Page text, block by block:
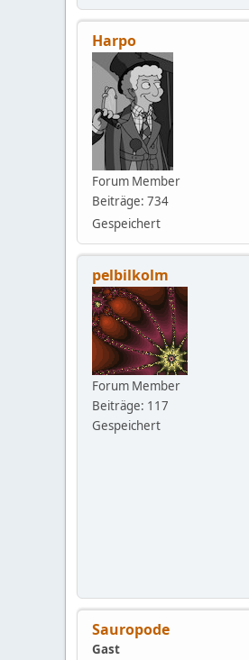
Harpo
Forum Member
Beiträge: 734
Gespeichert
pelbilkolm
Forum Member
Beiträge: 117
Gespeichert
Sauropode
Gast